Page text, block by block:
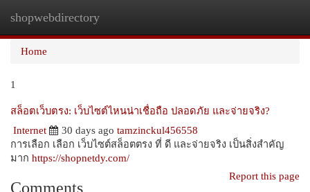
shopwebdirectory
Home
1
สล็อตเว็บตรง: เว็บไซต์ไหนน่าเชื่อถือ ปลอดภัย และจ่ายจริง?
Internet
30 days ago tamzinckul456558
การเลือก เลือก เว็บไซต์สล็อตตรง ที่ ดี และจ่ายจริง เป็นสิ่งสำคัญ
มาก https://shopnetdy.com/
Report this page
Comments